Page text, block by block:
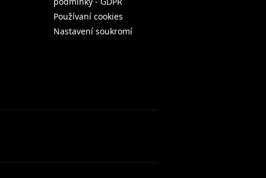
Používaní cookies
Nastavení soukromí